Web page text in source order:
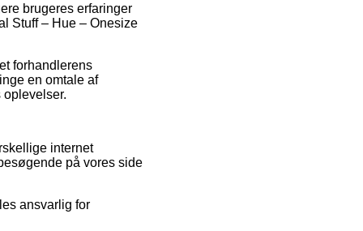
brugeres erfaringer
Stuff – Hue – Onesize
forhandlerens
en omtale af
oplevelser.
internet
på vores side
ansvarlig for